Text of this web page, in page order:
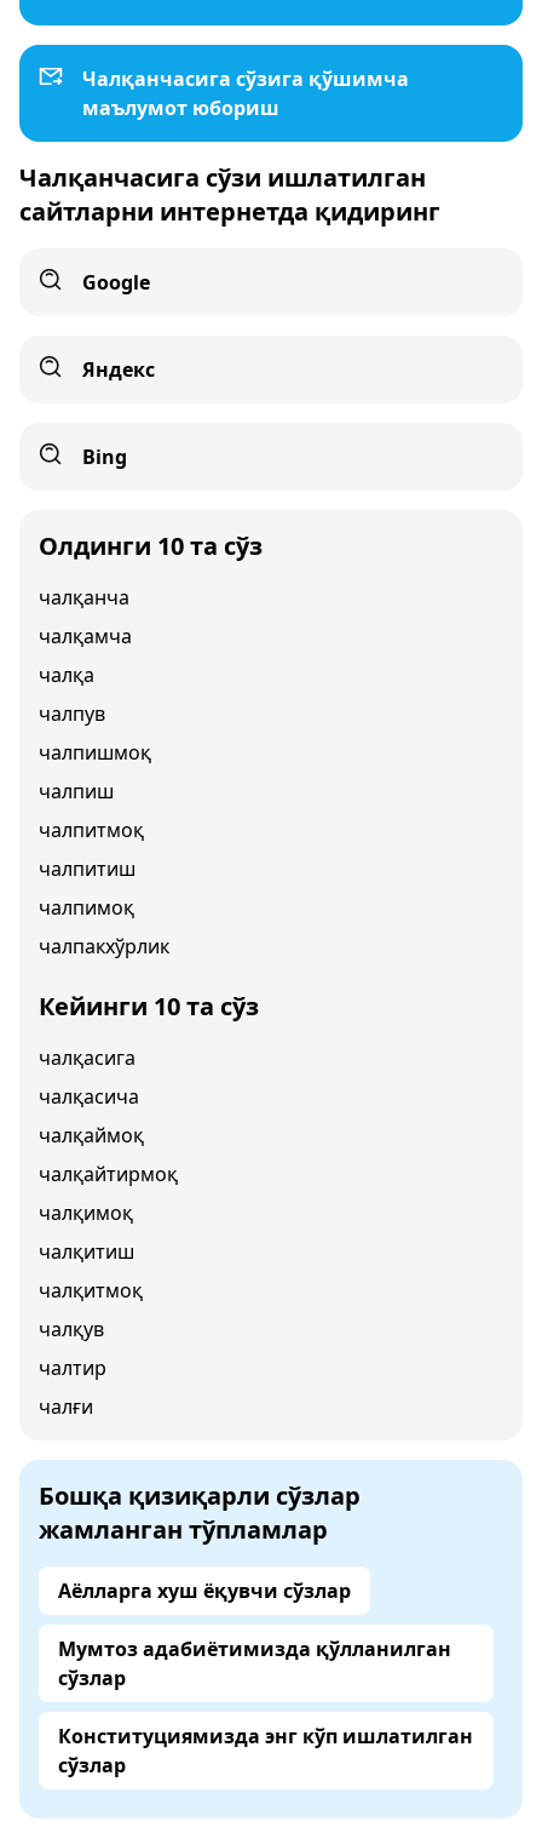
Чалқанчасига сўзига қўшимча
маълумот юбориш
Чалқанчасига сўзи ишлатилган
сайтларни интернетда қидиринг
Google
Яндекс
Bing
Олдинги 10 та сўз
чалқанча
чалқамча
чалқа
чалпув
чалпишмоқ
чалпиш
чалпитмоқ
чалпитиш
чалпимоқ
чалпакхўрлик
Кейинги 10 та сўз
чалқасига
чалқасича
чалқаймоқ
чалқайтирмоқ
чалқимоқ
чалқитиш
чалқитмоқ
чалқув
чалтир
чалғи
Бошқа қизиқарли сўзлар
жамланган тўпламлар
Аёлларга хуш ёқувчи сўзлар
Мумтоз адабиётимизда қўлланилган
сўзлар
Конституциямизда энг кўп ишлатилган
сўзлар